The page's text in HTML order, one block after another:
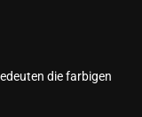
die farbigen